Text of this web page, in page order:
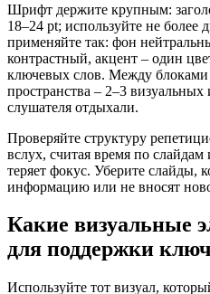
Шрифт держите крупным:
18–24 pt; используйте не более
применяйте так: фон
контрастный, акцент – один
ключевых слов. Между блоками
пространства – 2–3 визуальных
слушателя отдыхали.
Проверяйте структуру
вслух, считая время по слайдам
теряет фокус. Уберите слайды,
информацию или не вносят
Какие визуальные
для поддержки
Используйте тот визуал,